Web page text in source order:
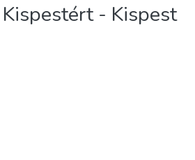
- Kispest